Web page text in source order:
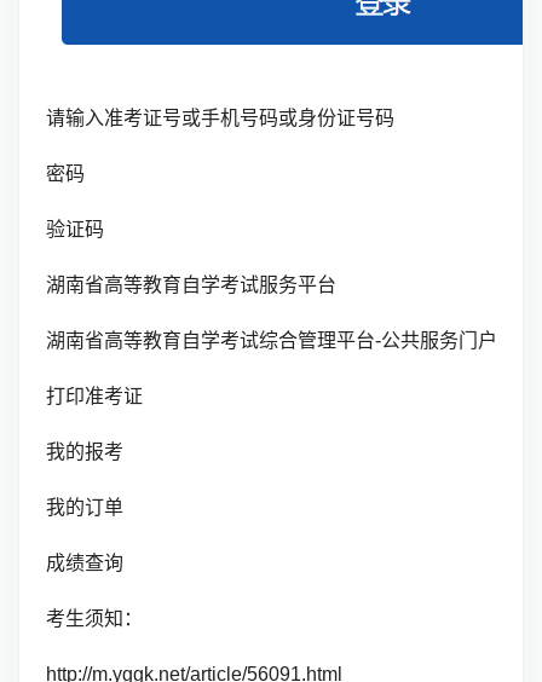
请输入准考证号或手机号码或身份证号码
密码
验证码
湖南省高等教育自学考试服务平台
湖南省高等教育自学考试综合管理平台-公共服务门户
打印准考证
我的报考
我的订单
成绩查询
考生须知：
http://m.yggk.net/article/56091.html